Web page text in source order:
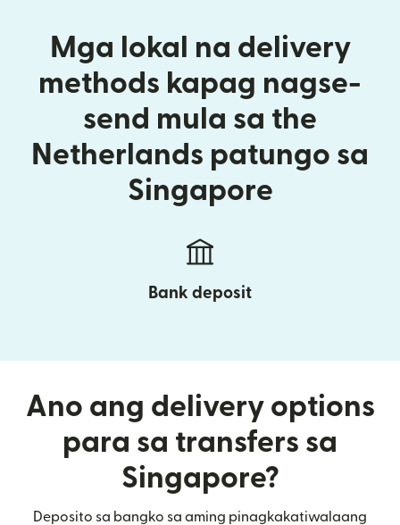
Mga lokal na delivery
methods kapag nagse-
send mula sa the
Netherlands patungo sa
Singapore
Bank deposit
Ano ang delivery options
para sa transfers sa
Singapore?
Deposito sa bangko sa aming pinagkakatiwalaang